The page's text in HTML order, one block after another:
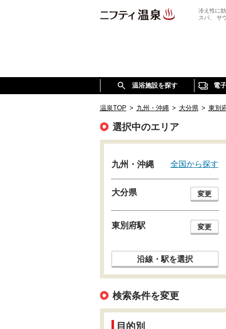
冷え性に
スパ、 サ
温浴施設を探す 電
温泉TOP > 九州・沖縄 > 大分県 > 東別
選択中のエリア
九州・沖縄 全国から探す
大分県 変更
東別府駅 変更
沿線・駅を選択
検索条件を変更
目的別